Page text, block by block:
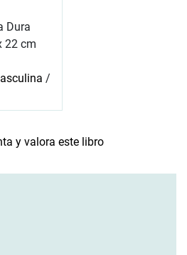
Dura
22 cm
/
y valora este libro